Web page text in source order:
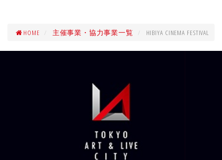
HOME 主催事業・協力事業一覧 HIBIYA CINEMA FESTIVAL